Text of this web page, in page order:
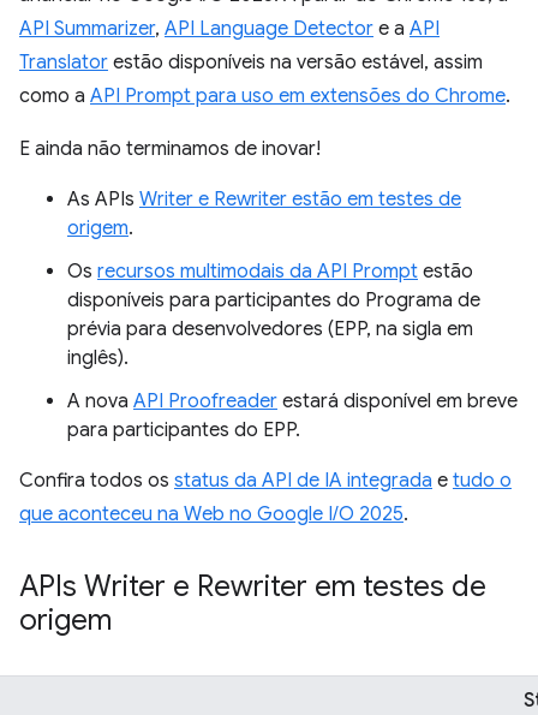
API Summarizer, API Language Detector e a API
Translator estão disponíveis na versão estável, assim
como a API Prompt para uso em extensões do Chrome.
E ainda não terminamos de inovar!
As APIs Writer e Rewriter estão em testes de
origem.
Os recursos multimodais da API Prompt estão
disponíveis para participantes do Programa de
prévia para desenvolvedores (EPP, na sigla em
inglês).
A nova API Proofreader estará disponível em breve
para participantes do EPP.
Confira todos os status da API de IA integrada e tudo o
que aconteceu na Web no Google I/O 2025.
APIs Writer e Rewriter em testes de
origem